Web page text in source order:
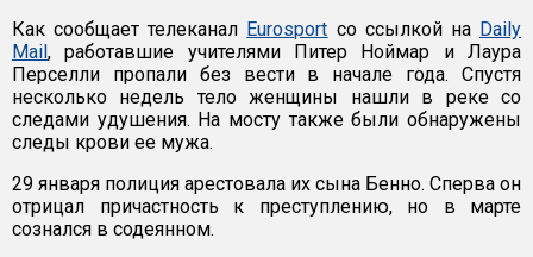
Как сообщает телеканал Eurosport со ссылкой на Daily
Mail, работавшие учителями Питер Ноймар и Лаура
Перселли пропали без вести в начале года. Спустя
несколько недель тело женщины нашли в реке со
следами удушения. На мосту также были обнаружены
следы крови ее мужа.
29 января полиция арестовала их сына Бенно. Сперва он
отрицал причастность к преступлению, но в марте
сознался в содеянном.